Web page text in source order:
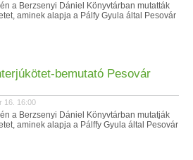
a Berzsenyi Dániel Könyvtárban mutatták
aminek alapja a Pálfy Gyula által Pesovár
bemutató Pesovár
16. 16:00
a Berzsenyi Dániel Könyvtárban mutatják
aminek alapja a Pálffy Gyula által Pesovár